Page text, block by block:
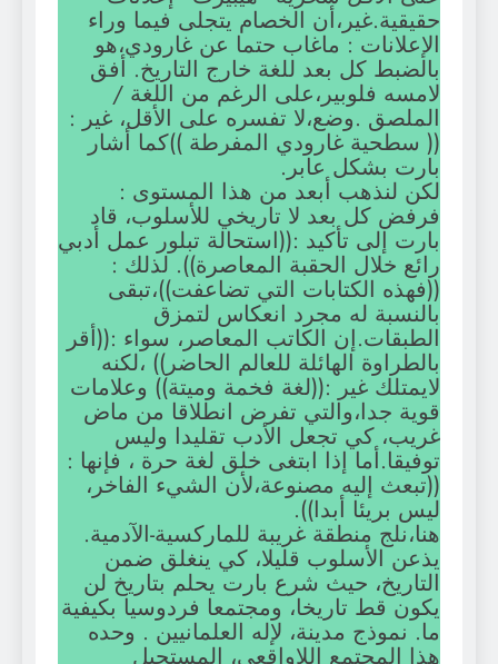
حقيقية.غير،أن الخصام يتجلى فيما وراء
الإعلانات : ماغاب حتما عن غارودي،هو
بالضبط كل بعد للغة خارج التاريخ. أفق
لامسه فلوبير،على الرغم من اللغة /
الملصق .وضع،لا تفسره على الأقل، غير :
(( سطحية غارودي المفرطة ))كما أشار
بارت بشكل عابر.
لكن لنذهب أبعد من هذا المستوى :
فرفض كل بعد لا تاريخي للأسلوب، قاد
بارت إلى تأكيد :((استحالة تبلور عمل أدبي
رائع خلال الحقبة المعاصرة)). لذلك :
((فهذه الكتابات التي تضاعفت))،تبقى
بالنسبة له مجرد انعكاس لتمزق
الطبقات.إن الكاتب المعاصر، سواء :((أقر
بالطراوة الهائلة للعالم الحاضر)) ،لكنه
لايمتلك غير :((لغة فخمة وميتة)) وعلامات
قوية جدا،والتي تفرض انطلاقا من ماض
غريب، كي تجعل الأدب تقليدا وليس
توفيقا.أما إذا ابتغى خلق لغة حرة ، فإنها :
((تبعث إليه مصنوعة،لأن الشيء الفاخر،
ليس بريئا أبدا)).
هنا،نلج منطقة غريبة للماركسية-الآدمية.
يذعن الأسلوب قليلا، كي ينغلق ضمن
التاريخ، حيث شرع بارت يحلم بتاريخ لن
يكون قط تاريخا، ومجتمعا فردوسيا بكيفية
ما. نموذج مدينة، لإله العلمانيين . وحده
هذا المجتمع اللاواقعي، المستحيل